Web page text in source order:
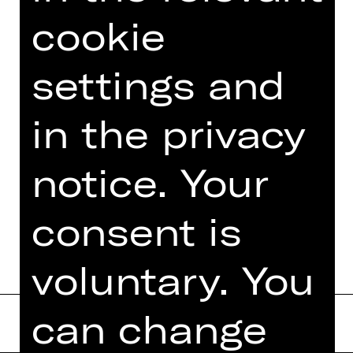
TEAM
VIDEO/AUDIO
PHOTOS
cookie
settings and
in the privacy
notice. Your
consent is
voluntary. You
can change